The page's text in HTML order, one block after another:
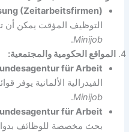
(Zeitarbeitsfirmen)
التوظيف المؤقت يمكن
Minijob
.
المواقع الحكومية والمجتمعية:
für Arbeit
الفيدرالية الألمانية يوفر
Minijob
.
für Arbeit
بحث مخصصة للوظائف